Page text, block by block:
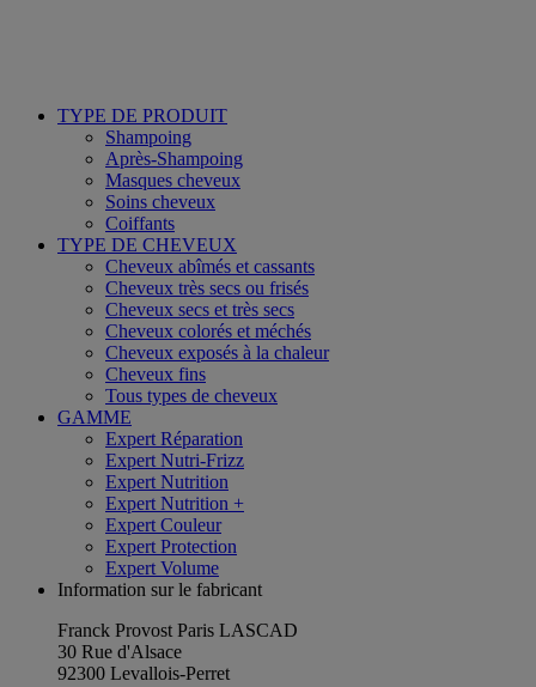
TYPE DE PRODUIT
Shampoing
Après-Shampoing
Masques cheveux
Soins cheveux
Coiffants
TYPE DE CHEVEUX
Cheveux abîmés et cassants
Cheveux très secs ou frisés
Cheveux secs et très secs
Cheveux colorés et méchés
Cheveux exposés à la chaleur
Cheveux fins
Tous types de cheveux
GAMME
Expert Réparation
Expert Nutri-Frizz
Expert Nutrition
Expert Nutrition +
Expert Couleur
Expert Protection
Expert Volume
Information sur le fabricant
Franck Provost Paris LASCAD
30 Rue d'Alsace
92300 Levallois-Perret